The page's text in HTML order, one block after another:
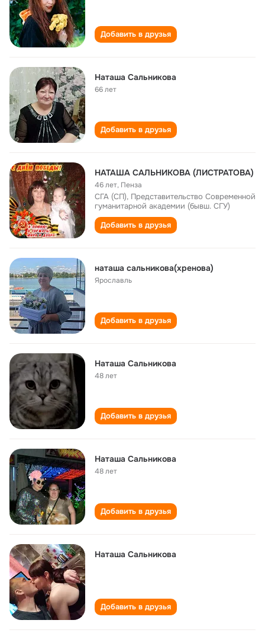
Добавить в друзья
Наташа Сальникова
66 лет
Добавить в друзья
НАТАША САЛЬНИКОВА (ЛИСТРАТОВА)
46 лет, Пенза
СГА (СП), Представительство Современной
гуманитарной академии (бывш. СГУ)
Добавить в друзья
наташа сальникова(хренова)
Ярославль
Добавить в друзья
Наташа Сальникова
48 лет
Добавить в друзья
Наташа Сальникова
48 лет
Добавить в друзья
Наташа Сальникова
Добавить в друзья